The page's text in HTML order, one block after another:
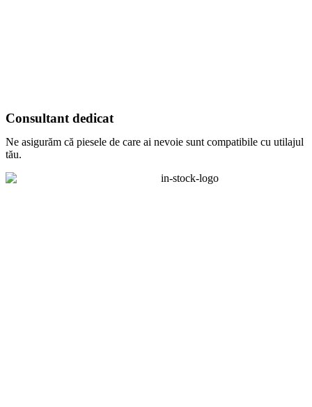
Consultant dedicat
Ne asigurăm că piesele de care ai nevoie sunt compatibile cu utilajul
tău.